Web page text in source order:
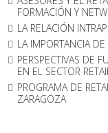
FORMACIÓN Y
LA RELACIÓN
LA IMPORTANCIA
PERSPECTIVAS DE
EN EL SECTOR RETAIL.
PROGRAMA DE
ZARAGOZA